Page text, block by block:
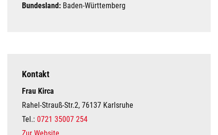
Bundesland: Baden-Württemberg
Kontakt
Frau Kirca
Rahel-Strauß-Str.2, 76137 Karlsruhe
Tel.: 0721 35007 254